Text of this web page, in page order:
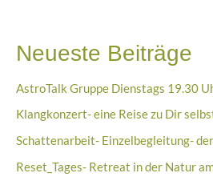
Neueste Beiträge
AstroTalk Gruppe Dienstags 19.30
Klangkonzert- eine Reise zu Dir
Schattenarbeit- Einzelbegleitung-
Reset_Tages- Retreat in der Natur